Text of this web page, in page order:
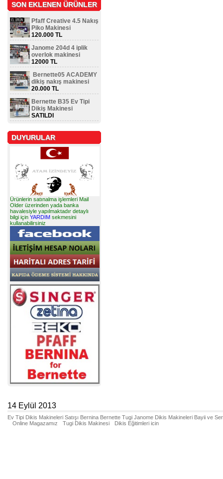
SON EKLENEN ÜRÜNLER
Pfaff Creative 4.5 Nakış
Piko Makinesi
120.000 TL
Janome 204d 4 iplik
overlok makinesi
12000 TL
Bernette05 ACADEMY
dikiş nakış makinesi
20.000 TL
Bernette B35 Ev Tipi
Dikiş Makinesi
SATILDI
DUYURULAR
Ürünlerin satınalma işlemleri Mail
Older üzerinden yada banka
havalesiyle yapılmaktadır detaylı
bilgi için YARDIM sekmesini
kullanabilirsiniz
14 Eylül 2013
Ev Tipi Dikis Makineleri Satışı Bernina Bernette Tugi Janome Dikis Makineleri Bayii ve
Online Magazamız
Tugi Dikis Makinesi Dikis Eğitimleri icin